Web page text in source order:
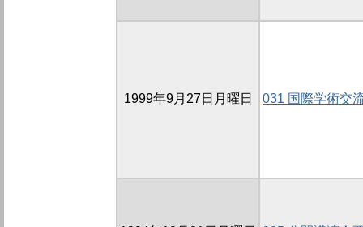
1999年9月27日月曜日 031 国際学術交